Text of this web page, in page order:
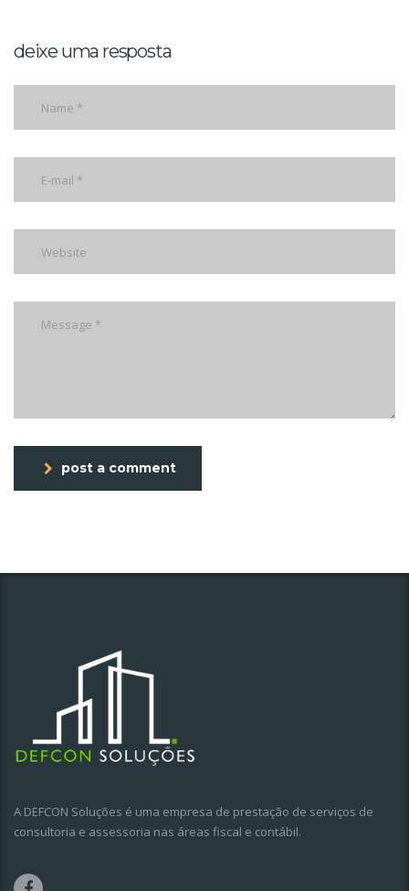
deixe uma resposta
post a comment
A DEFCON Soluções é uma empresa de prestação de serviços de
consultoria e assessoria nas áreas fiscal e contábil.